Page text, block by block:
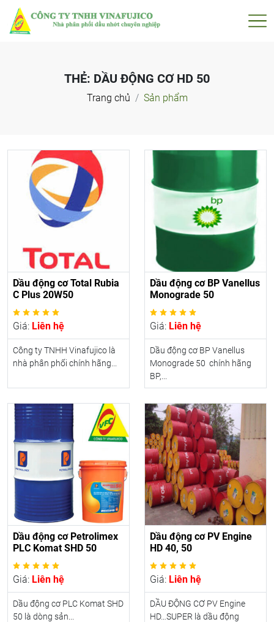
THẺ: DẦU ĐỘNG CƠ HD 50
Trang chủ Sản phẩm
Dầu động cơ Total Rubia
C Plus 20W50
Giá: Liên hệ
Công ty TNHH Vinafujico là
nhà phân phối chính hãng...
Dầu động cơ BP Vanellus
Monograde 50
Giá: Liên hệ
Dầu động cơ BP Vanellus
Monograde 50 chính hãng
BP,...
Dầu động cơ Petrolimex
PLC Komat SHD 50
Giá: Liên hệ
Dầu động cơ PLC Komat SHD
50 là dòng sản...
Dầu động cơ PV Engine
HD 40, 50
Giá: Liên hệ
DẦU ĐỘNG CƠ PV Engine
HD…SUPER là dầu động